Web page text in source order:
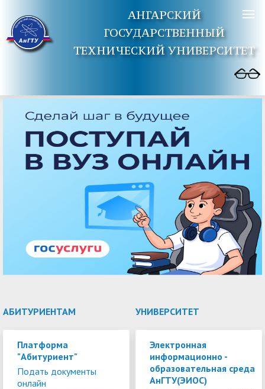
АНГАРСКИЙ
ГОСУДАРСТВЕННЫЙ
ТЕХНИЧЕСКИЙ УНИВЕРСИТЕТ
АБИТУРИЕНТАМ
Платформа
"Абитуриент"
Подать документы
онлайн
УНИВЕРСИТЕТ
Электронная
информационно -
образовательная среда
АнГТУ(ЭИОС)